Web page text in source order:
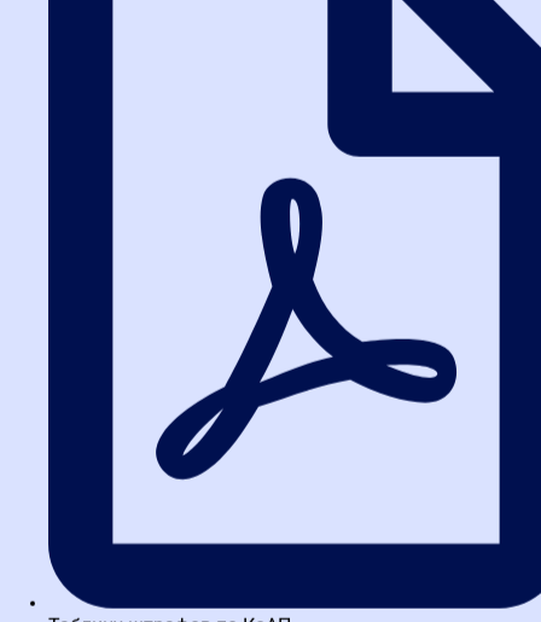
Для специалистов в по всей России дистанционный формат
часто становится оптимальным, позволяя совмещать обучение
с работой без потери качества. Однако очные модули дают
Практические советы: как
избежать типичных ошибок
На основе многолетнего опыта работы с госзакупками можно
выделить несколько распространенных ошибок, которые
допускают даже опытные специалисты. Повышение
квалификации госзакупки помогает их предотвратить.
Неправильное описание объекта закупки.Используйте
четкие формулировки, избегайте двусмысленности.
Пример: вместо «канцелярские товары» укажите «бумага
для офисной техники формата А4, плотность 80 г/м²».
Игнорирование антидемпинговых мер.
снижена более чем на 25%, обязательно требуйте
рыночных цен, а не устаревшие данные.
Нарушение сроков.